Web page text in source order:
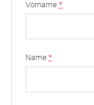
Vorname*
Name*